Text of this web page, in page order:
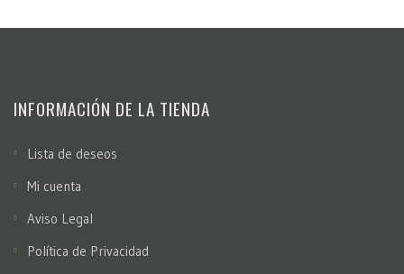
INFORMACIÓN DE LA TIENDA
Lista de deseos
Mi cuenta
Aviso Legal
Política de Privacidad